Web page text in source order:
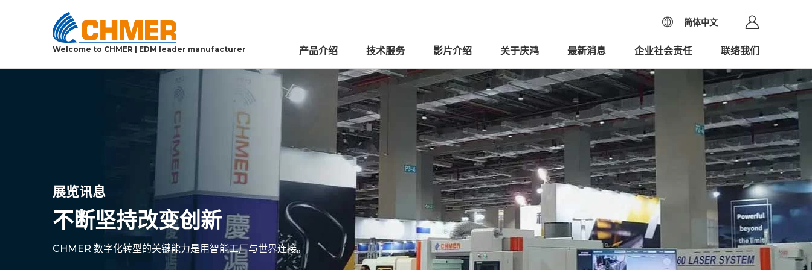
Welcome to CHMER | EDM leader manufacturer
简体中文
产品介绍 技术服务 影片介绍 关于庆鸿 最新消息 企业社会责任 联络我们
展览讯息
不断坚持改变创新
CHMER 数字化转型的关键能力是用智能工厂与世界连接。